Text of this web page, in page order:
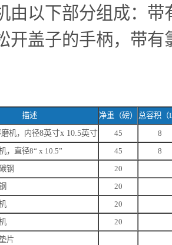
由以下部分组成：
开盖子的手柄，带
描述 净重（磅） 总容积（
机，内径8英寸x 10.5英寸 45
8
，直径8“ x 10.5” 45
8
钢
20
20
20
20
片